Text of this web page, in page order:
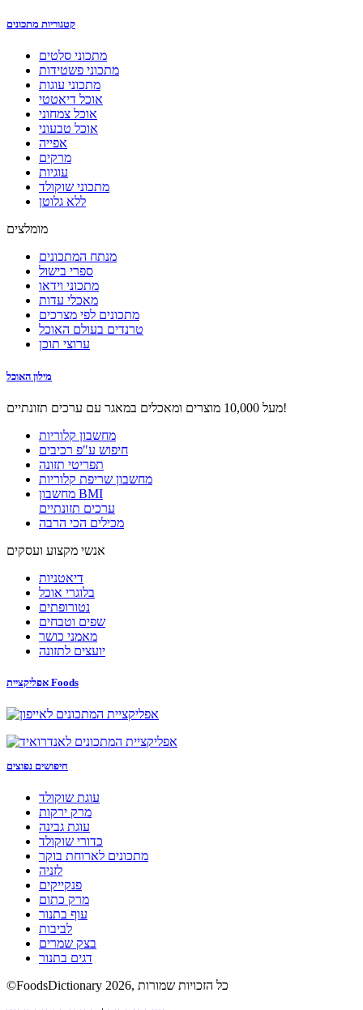
קטגוריות מתכונים
מתכוני סלטים
מתכוני פשטידות
מתכוני עוגות
אוכל דיאטטי
אוכל צמחוני
אוכל טבעוני
אפייה
מרקים
עוגיות
מתכוני שוקולד
ללא גלוטן
מומלצים
מנתח המתכונים
ספרי בישול
מתכוני וידאו
מאכלי עדות
מתכונים לפי מצרכים
טרנדים בעולם האוכל
ערוצי תוכן
מילון האוכל
מעל 10,000 מוצרים ומאכלים במאגר עם ערכים תזונתיים!
מחשבון קלוריות
חיפוש ע"פ רכיבים
תפריטי תזונה
מחשבון שריפת קלוריות
מחשבון BMI
ערכים תזונתיים
מכילים הכי הרבה
אנשי מקצוע ועסקים
דיאטניות
בלוגרי אוכל
נטורופתים
שפים וטבחים
מאמני כושר
יועצים לתזונה
אפליקציית Foods
חיפושים נפוצים
עוגת שוקולד
מרק ירקות
עוגת גבינה
כדורי שוקולד
מתכונים לארוחת בוקר
לזניה
פנקייקים
מרק כתום
עוף בתנור
לביבות
בצק שמרים
דגים בתנור
©FoodsDictionary 2026, כל הזכויות שמורות